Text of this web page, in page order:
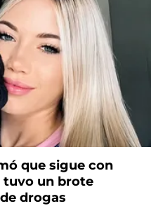
que sigue con
tuvo un brote
drogas